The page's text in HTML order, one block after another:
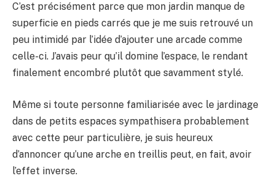
C’est précisément parce que mon jardin manque de
superficie en pieds carrés que je me suis retrouvé un
peu intimidé par l’idée d’ajouter une arcade comme
celle-ci. J’avais peur qu’il domine l’espace, le rendant
finalement encombré plutôt que savamment stylé.
Même si toute personne familiarisée avec le jardinage
dans de petits espaces sympathisera probablement
avec cette peur particulière, je suis heureux
d’annoncer qu’une arche en treillis peut, en fait, avoir
l’effet inverse.